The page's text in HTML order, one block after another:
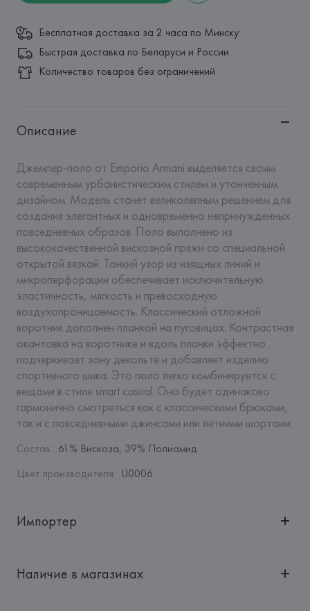
Бесплатная доставка за 2 часа по Минску
Быстрая доставка по Беларуси и России
Количество товаров без ограничений
Описание
Джемпер-поло от Emporio Armani выделяется своим
современным урбанистическим стилем и утонченным
дизайном. Модель станет великолепным решением для
создания элегантных и одновременно непринужденных
повседневных образов. Поло выполнено из
высококачественной вискозной пряжи со специальной
открытой вязкой. Тонкий узор из изящных линий и
микроперфорации обеспечивает исключительную
эластичность, мягкость и превосходную
воздухопроницаемость. Классический отложной
воротник дополнен планкой на пуговицах. Контрастная
окантовка на воротнике и вдоль планки эффектно
подчеркивает зону декольте и добавляет изделию
спортивного шика. Это поло легко комбинируется с
вещами в стиле smart casual. Оно будет одинаково
гармонично смотреться как с классическими брюками,
так и с повседневными джинсами или летними шортами.
Состав: 61% Вискоза, 39% Полиамид
Цвет производителя: U0006
Импортер
"Авикойл Интернешнл"
Наличие в магазинах